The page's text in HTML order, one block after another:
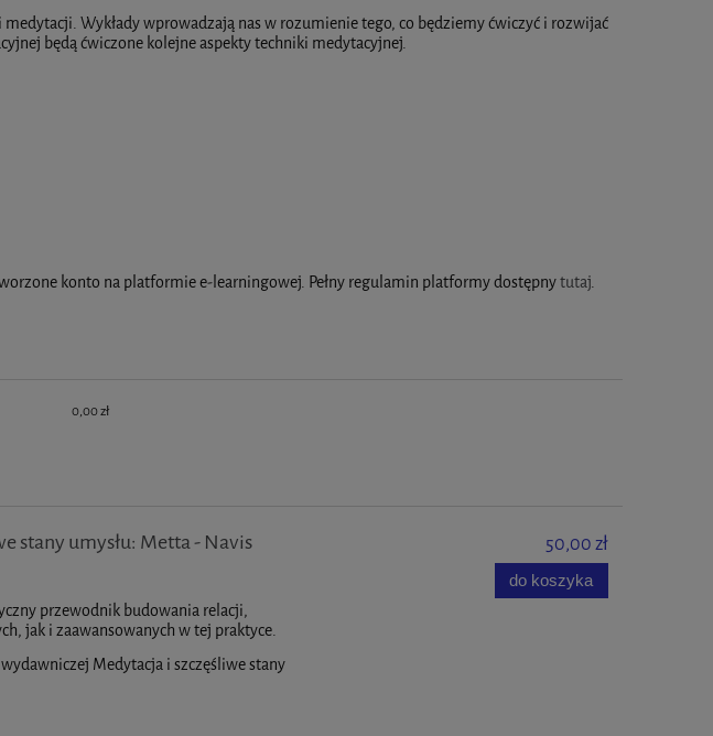
Wykłady wprowadzają nas w rozumienie tego, co będziemy ćwiczyć i rozwijać
będą ćwiczone kolejne aspekty techniki medytacyjnej.
konto na platformie e-learningowej. Pełny regulamin platformy dostępnytutaj.
płatności0,00 zł
stany umysłu: Metta - Navis
przewodnik budowania relacji,
jak i zaawansowanych w tej praktyce.
Medytacja i szczęśliwe stany
50,00 zł
do koszyka